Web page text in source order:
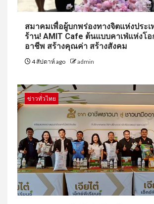
สมาคมเพื่อผู้บกพร่องทางจิตแห่งประเ
ร้าน! AMIT Cafe ต้นแบบคาเฟ่แห่งโอ
อาชีพ สร้างคุณค่า สร้างสังคม
4 สัปดาห์ ago admin
ข่าวทั่วไทย